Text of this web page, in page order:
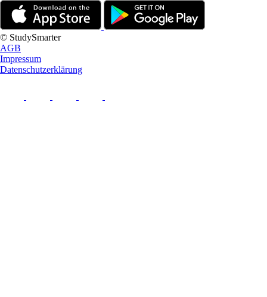
© StudySmarter
AGB
Impressum
Datenschutzerklärung